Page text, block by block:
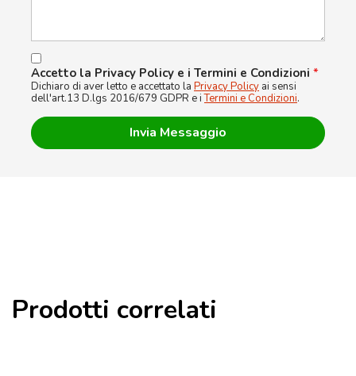
Accetto la Privacy Policy e i Termini e Condizioni *
Dichiaro di aver letto e accettato la Privacy Policy ai sensi
dell'art.13 D.lgs 2016/679 GDPR e iTermini e Condizioni.
Prodotti correlati